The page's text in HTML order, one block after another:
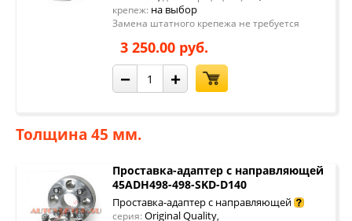
крепеж: на выбор
Замена штатного крепежа не требуется
3 250.00 руб.
− +
Толщина 45 мм.
Проставка-адаптер с направляющей
45ADH498-498-SKD-D140
Проставка-адаптер с направляющей
серия: Original Quality,